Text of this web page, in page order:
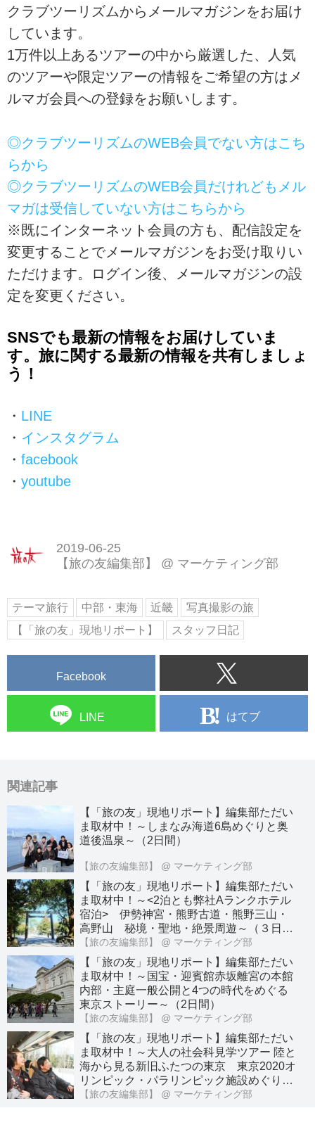
クラブツーリズムからメールマガジンをお届け
しています。
1万件以上あるツアーの中から厳選した、人気
のツアーや限定ツアーの情報をご希望の方はメ
ルマガ会員への登録をお願いします。
◎クラブツーリズムのWEB会員でない方はこち
らから
◎クラブツーリズムのWEB会員だけれどもメル
マガは受信していない方はこちらから
※既にインターネット会員の方も、配信設定を
変更することでメールマガジンをお受け取りい
ただけます。ログイン後、メールマガジンの設
定を変更ください。
SNSでも最新の情報をお届けしていま
す。旅に関する最新の情報を共有しましょ
う！
・ LINE
・ インスタグラム
・ facebook
・ youtube
2019-06-25
【旅の友編集部】
@ マーケティング部
テーマ旅行 中部・東海 近畿
写真撮影の旅
【「旅の友」現地リポート】
スタッフ日記
Facebook
LINE はてブ
関連記事
【「旅の友」現地リポート】編集部ただい
ま取材中！～しまなみ海道6島めぐりと奥
道後温泉～（2日間）
【旅の友編集部】 @ マーケティング部
【「旅の友」現地リポート】編集部ただい
ま取材中！～<2泊とも弊社Aランクホテル
宿泊> 伊勢神宮・熊野古道・熊野三山・
高野山 秘境・聖地・絶景周遊～（３日
間）
【旅の友編集部】 @ マーケティング部
【「旅の友」現地リポート】編集部ただい
ま取材中！～国宝・迎賓館赤坂離宮の本館
内部・主庭一般公開と4つの時代をめぐる
東京ストーリー～（2日間）
【旅の友編集部】 @ マーケティング部
【「旅の友」現地リポート】編集部ただい
ま取材中！～大人の社会科見学ツアー 陸と
海から見る新旧ふたつの東京 東京2020オ
リンピック・パラリンピック施設めぐり～
（日帰り）
【旅の友編集部】 @ マーケティング部